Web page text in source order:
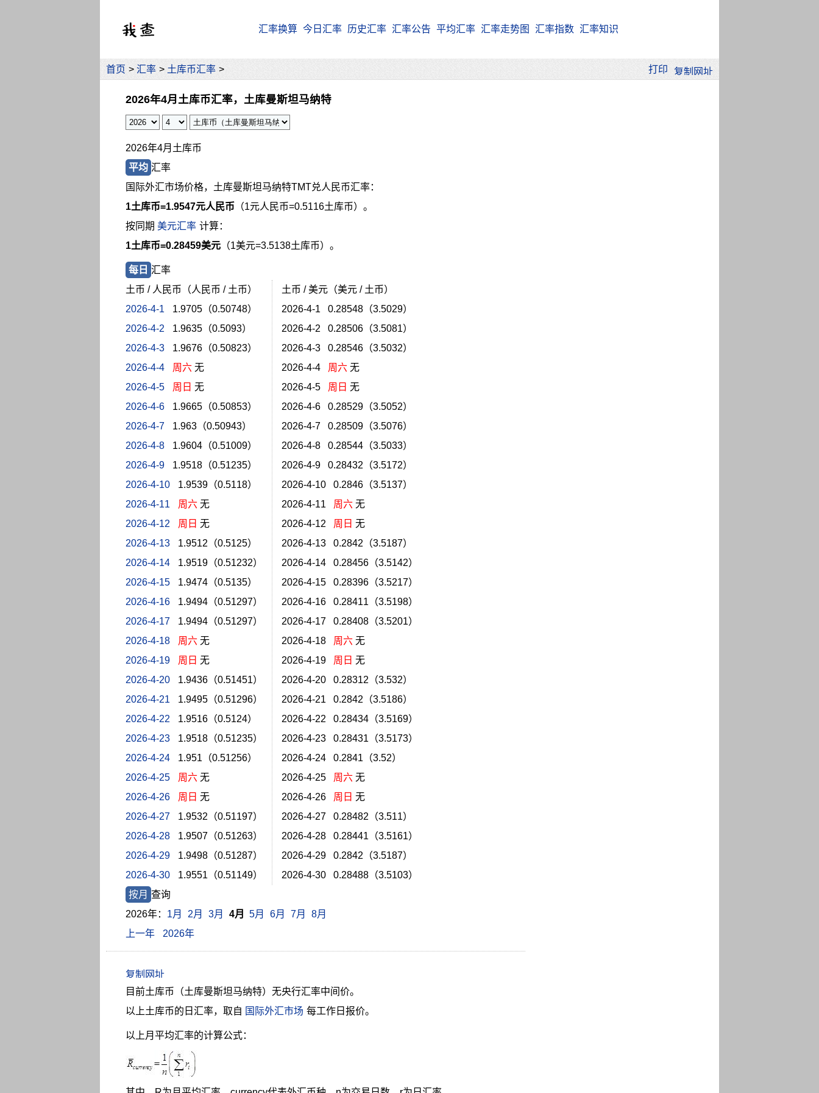
汇率换算 今日汇率 历史汇率 汇率公告 平均汇率 汇率走势图 汇率指数 汇率知识
首页 > 汇率 > 土库币汇率 > 打印
2026年4月土库币汇率，土库曼斯坦马纳特
2026年4月土库币
平均 汇率
国际外汇市场价格，土库曼斯坦马纳特TMT兑人民币汇率：
1土库币=1.9547元人民币 （1元人民币=0.5116土库币）。
按同期 美元汇率 计算：
1土库币=0.28459美元 （1美元=3.5138土库币）。
每日 汇率
土币 / 人民币（人民币 / 土币）
2026-4-1
1.9705（0.50748）
2026-4-2
1.9635（0.5093）
2026-4-3
1.9676（0.50823）
2026-4-4
周六无
2026-4-5
周日 无
2026-4-6
1.9665（0.50853）
2026-4-7
1.963（0.50943）
2026-4-8
1.9604（0.51009）
2026-4-9
1.9518（0.51235）
2026-4-10
1.9539（0.5118）
2026-4-11
周六无
2026-4-12
周日 无
2026-4-13
1.9512（0.5125）
2026-4-14
1.9519（0.51232）
2026-4-15
1.9474（0.5135）
2026-4-16
1.9494（0.51297）
2026-4-17
1.9494（0.51297）
2026-4-18
周六无
2026-4-19
周日 无
2026-4-20
1.9436（0.51451）
2026-4-21
1.9495（0.51296）
2026-4-22
1.9516（0.5124）
2026-4-23
1.9518（0.51235）
2026-4-24
1.951（0.51256）
2026-4-25
周六无
2026-4-26
周日 无
2026-4-27
1.9532（0.51197）
2026-4-28
1.9507（0.51263）
2026-4-29
1.9498（0.51287）
2026-4-30
1.9551（0.51149）
土币 / 美元（美元 / 土币）
2026-4-1 0.28548（3.5029）
2026-4-2 0.28506（3.5081）
2026-4-3 0.28546（3.5032）
2026-4-4 周六无
2026-4-5 周日 无
2026-4-6 0.28529（3.5052）
2026-4-7 0.28509（3.5076）
2026-4-8 0.28544（3.5033）
2026-4-9 0.28432（3.5172）
2026-4-10 0.2846（3.5137）
2026-4-11 周六无
2026-4-12 周日 无
2026-4-13 0.2842（3.5187）
2026-4-14 0.28456（3.5142）
2026-4-15 0.28396（3.5217）
2026-4-16 0.28411（3.5198）
2026-4-17 0.28408（3.5201）
2026-4-18 周六无
2026-4-19 周日 无
2026-4-20 0.28312（3.532）
2026-4-21 0.2842（3.5186）
2026-4-22 0.28434（3.5169）
2026-4-23 0.28431（3.5173）
2026-4-24 0.2841（3.52）
2026-4-25 周六无
2026-4-26 周日 无
2026-4-27 0.28482（3.511）
2026-4-28 0.28441（3.5161）
2026-4-29 0.2842（3.5187）
2026-4-30 0.28488（3.5103）
按月 查询
2026年： 1月 2月 3月 4月 5月 6月 7月
8月
上一年
2026年
目前土库币（土库曼斯坦马纳特）无央行汇率中间价。
以上土库币的日汇率，取自 国际外汇市场 每工作日报价。
以上月平均汇率的计算公式：